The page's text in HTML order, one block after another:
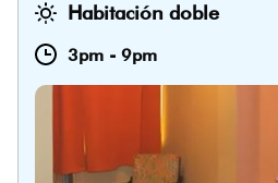
Habitación doble
3pm - 9pm